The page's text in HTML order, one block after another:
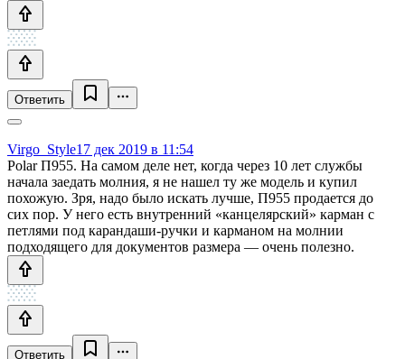
Ответить
Virgo_Style17 дек 2019 в 11:54
Polar П955. На самом деле нет, когда через 10 лет службы
начала заедать молния, я не нашел ту же модель и купил
похожую. Зря, надо было искать лучше, П955 продается до
сих пор. У него есть внутренний «канцелярский» карман с
петлями под карандаши-ручки и карманом на молнии
подходящего для документов размера — очень полезно.
Ответить